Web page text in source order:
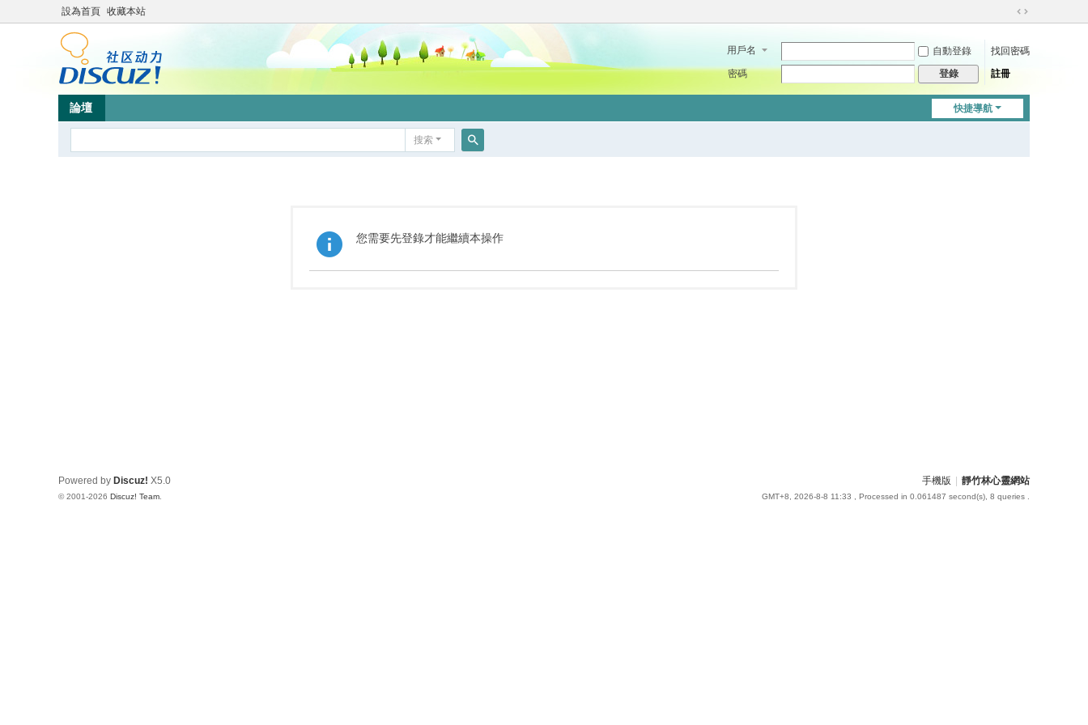
設為首頁 收藏本站
切
到
用戶名 自動登錄
找回密碼
密碼
登錄 註冊
快捷導航
論壇
搜索
您需要先登錄才能繼續本操作
手機版 靜竹林心靈網站
GMT+8, 2026-8-8 11:33 , Processed in 0.061487 second(s), 8 queries .
Powered by Discuz! X5.0
© 2001-2026 Discuz! Team